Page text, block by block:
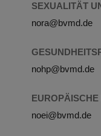
SEXUALITÄT
nora@bvmd.de
nohp@bvmd.de
noei@bvmd.de